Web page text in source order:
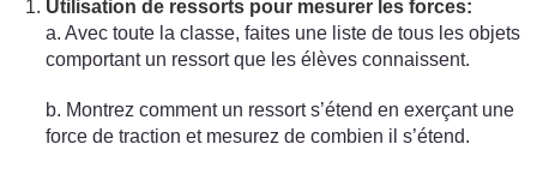
Utilisation de ressorts pour mesurer les forces:
a. Avec toute la classe, faites une liste de tous les objets
comportant un ressort que les élèves connaissent.
b. Montrez comment un ressort s’étend en exerçant une
force de traction et mesurez de combien il s’étend.